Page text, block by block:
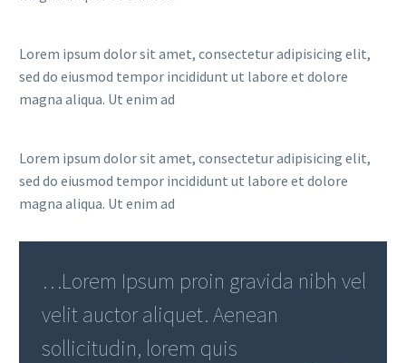
Lorem ipsum dolor sit amet, consectetur adipisicing elit,
sed do eiusmod tempor incididunt ut labore et dolore
magna aliqua. Ut enim ad
Lorem ipsum dolor sit amet, consectetur adipisicing elit,
sed do eiusmod tempor incididunt ut labore et dolore
magna aliqua. Ut enim ad
…Lorem Ipsum proin gravida nibh vel
velit auctor aliquet. Aenean
sollicitudin, lorem quis